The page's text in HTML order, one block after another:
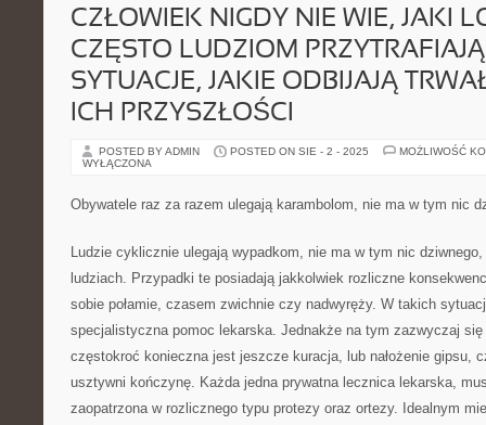
CZŁOWIEK NIGDY NIE WIE, JAKI
CZĘSTO LUDZIOM
SYTUACJE, JAKIE ODBIJAJĄ
ICH PRZYSZŁOŚCI
POSTED BY ADMIN POSTED ON SIE - 2 - 2025
MOŻLIWOŚĆ
WYŁĄCZONA
Obywatele raz za razem ulegają karambolom, nie ma w tym nic
Ludzie cyklicznie ulegają wypadkom, nie ma w tym nic
ludziach. Przypadki te posiadają jakkolwiek rozliczne
sobie połamie, czasem zwichnie czy nadwyręży. W takich
specjalistyczna pomoc lekarska. Jednakże na tym zazwyczaj
częstokroć konieczna jest jeszcze kuracja, lub nałożenie gipsu,
usztywni kończynę. Każda jedna prywatna lecznica lekarska,
zaopatrzona w rozlicznego typu protezy oraz ortezy. Idealnym